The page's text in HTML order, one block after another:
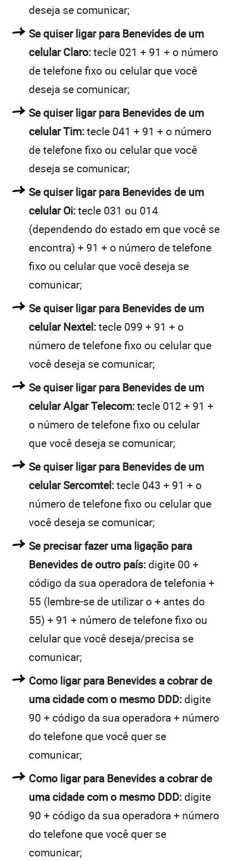
deseja se comunicar;
Se quiser ligar para Benevides de um
celular Claro:tecle 021 + 91 + o número
de telefone fixo ou celular que você
deseja se comunicar;
Se quiser ligar para Benevides de um
celular Tim:tecle 041 + 91 + o número
de telefone fixo ou celular que você
deseja se comunicar;
Se quiser ligar para Benevides de um
celular Oi:tecle 031 ou 014
(dependendo do estado em que você se
encontra) + 91 + o número de telefone
fixo ou celular que você deseja se
comunicar;
Se quiser ligar para Benevides de um
celular Nextel:tecle 099 + 91 + o
número de telefone fixo ou celular que
você deseja se comunicar;
Se quiser ligar para Benevides de um
celular Algar Telecom:tecle 012 + 91 +
o número de telefone fixo ou celular
que você deseja se comunicar;
Se quiser ligar para Benevides de um
celular Sercomtel:tecle 043 + 91 + o
número de telefone fixo ou celular que
você deseja se comunicar;
Se precisar fazer uma ligação para
Benevides de outro país: digite 00 +
código da sua operadora de telefonia +
55 (lembre-se de utilizar o + antes do
55) + 91 + número de telefone fixo ou
celular que você deseja/precisa se
comunicar;
Como ligar para Benevides a cobrar de
uma cidade com o mesmo DDD: digite
90 + código da sua operadora + número
do telefone que você quer se
comunicar;
Como ligar para Benevides a cobrar de
uma cidade com o mesmo DDD: digite
90 + código da sua operadora + número
do telefone que você quer se
comunicar;